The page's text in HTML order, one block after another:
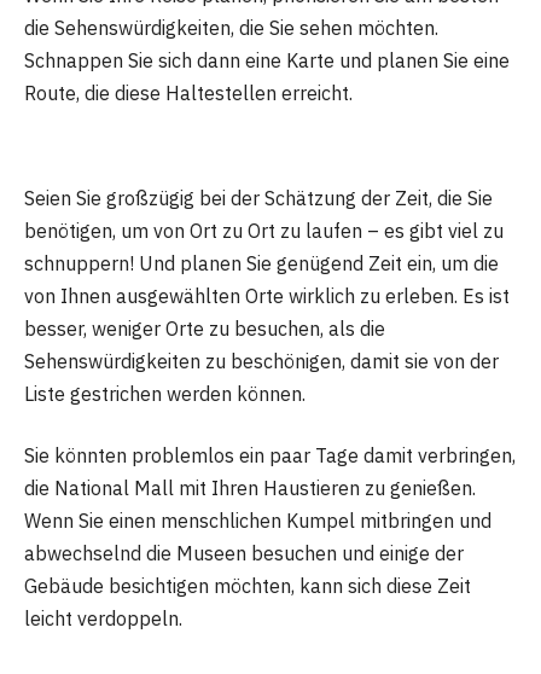
die Sehenswürdigkeiten, die Sie sehen möchten.
Schnappen Sie sich dann eine Karte und planen Sie eine
Route, die diese Haltestellen erreicht.
Seien Sie großzügig bei der Schätzung der Zeit, die Sie
benötigen, um von Ort zu Ort zu laufen – es gibt viel zu
schnuppern! Und planen Sie genügend Zeit ein, um die
von Ihnen ausgewählten Orte wirklich zu erleben. Es ist
besser, weniger Orte zu besuchen, als die
Sehenswürdigkeiten zu beschönigen, damit sie von der
Liste gestrichen werden können.
Sie könnten problemlos ein paar Tage damit verbringen,
die National Mall mit Ihren Haustieren zu genießen.
Wenn Sie einen menschlichen Kumpel mitbringen und
abwechselnd die Museen besuchen und einige der
Gebäude besichtigen möchten, kann sich diese Zeit
leicht verdoppeln.